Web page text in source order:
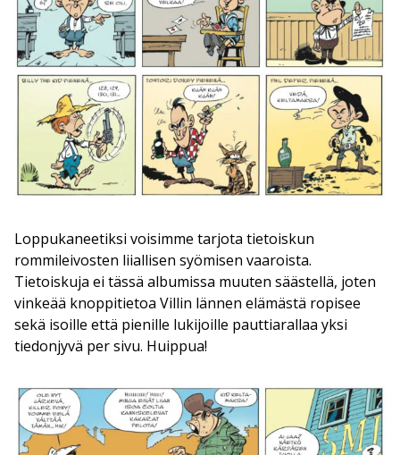
Loppukaneetiksi voisimme tarjota tietoiskun
rommileivosten liiallisen syömisen vaaroista.
Tietoiskuja ei tässä albumissa muuten säästellä, joten
vinkeää knoppitietoa Villin lännen elämästä ropisee
sekä isoille että pienille lukijoille pauttiarallaa yksi
tiedonjyvä per sivu. Huippua!